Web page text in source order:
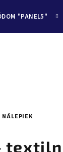
"PANEL5"
NÁLEPIEK